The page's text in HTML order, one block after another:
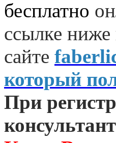
бесплатно
ссылке ниже
сайте
который
При